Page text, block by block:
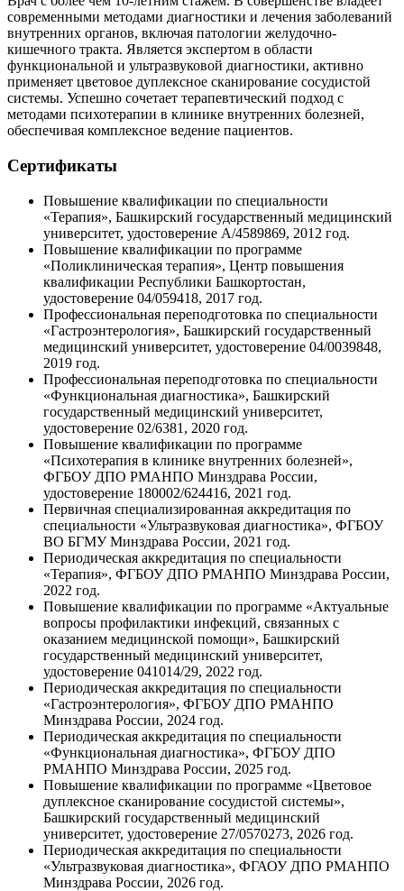
современными методами диагностики и лечения заболеваний
внутренних органов, включая патологии желудочно-
кишечного тракта. Является экспертом в области
функциональной и ультразвуковой диагностики, активно
применяет цветовое дуплексное сканирование сосудистой
системы. Успешно сочетает терапевтический подход с
методами психотерапии в клинике внутренних болезней,
обеспечивая комплексное ведение пациентов.
Сертификаты
Повышение квалификации по специальности
«Терапия», Башкирский государственный медицинский
университет, удостоверение А/4589869, 2012 год.
Повышение квалификации по программе
«Поликлиническая терапия», Центр повышения
квалификации Республики Башкортостан,
удостоверение 04/059418, 2017 год.
Профессиональная переподготовка по специальности
«Гастроэнтерология», Башкирский государственный
медицинский университет, удостоверение 04/0039848,
2019 год.
Профессиональная переподготовка по специальности
«Функциональная диагностика», Башкирский
государственный медицинский университет,
удостоверение 02/6381, 2020 год.
Повышение квалификации по программе
«Психотерапия в клинике внутренних болезней»,
ФГБОУ ДПО РМАНПО Минздрава России,
удостоверение 180002/624416, 2021 год.
Первичная специализированная аккредитация по
специальности «Ультразвуковая диагностика», ФГБОУ
ВО БГМУ Минздрава России, 2021 год.
Периодическая аккредитация по специальности
«Терапия», ФГБОУ ДПО РМАНПО Минздрава России,
2022 год.
Повышение квалификации по программе «Актуальные
вопросы профилактики инфекций, связанных с
оказанием медицинской помощи», Башкирский
государственный медицинский университет,
удостоверение 041014/29, 2022 год.
Периодическая аккредитация по специальности
«Гастроэнтерология», ФГБОУ ДПО РМАНПО
Минздрава России, 2024 год.
Периодическая аккредитация по специальности
«Функциональная диагностика», ФГБОУ ДПО
РМАНПО Минздрава России, 2025 год.
Повышение квалификации по программе «Цветовое
дуплексное сканирование сосудистой системы»,
Башкирский государственный медицинский
университет, удостоверение 27/0570273, 2026 год.
Периодическая аккредитация по специальности
«Ультразвуковая диагностика», ФГАОУ ДПО РМАНПО
Минздрава России, 2026 год.